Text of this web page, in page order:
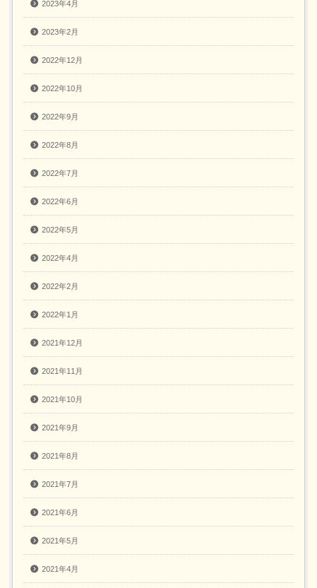
2023年4月
2023年2月
2022年12月
2022年10月
2022年9月
2022年8月
2022年7月
2022年6月
2022年5月
2022年4月
2022年2月
2022年1月
2021年12月
2021年11月
2021年10月
2021年9月
2021年8月
2021年7月
2021年6月
2021年5月
2021年4月